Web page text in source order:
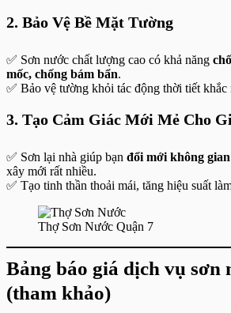
2. Bảo Vệ Bề Mặt Tường
✅ Sơn nước chất lượng cao có khả năng
mốc, chống bám bẩn.
✅ Bảo vệ tường khỏi tác động thời tiết
3. Tạo Cảm Giác Mới Mẻ Cho
✅ Sơn lại nhà giúp bạn đổi mới không gian
xây mới rất nhiều.
✅ Tạo tinh thần thoải mái, tăng hiệu suất
Thợ Sơn Nước Quận 7
Bảng báo giá dịch vụ sơn
(tham khảo)